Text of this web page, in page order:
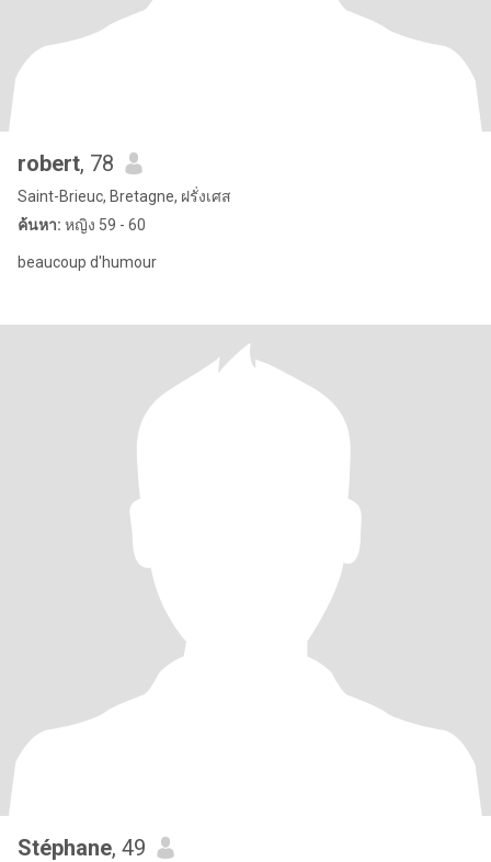
robert, 78
Saint-Brieuc, Bretagne, ฝรั่งเศส
ค้นหา: หญิง 59 - 60
beaucoup d'humour
Stéphane, 49